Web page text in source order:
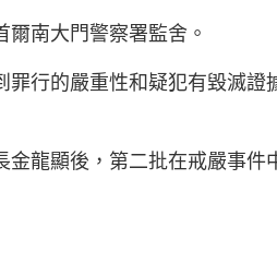
南大門警察署監舍。
罪行的嚴重性和疑犯有毀滅
龍顯後，第二批在戒嚴事件